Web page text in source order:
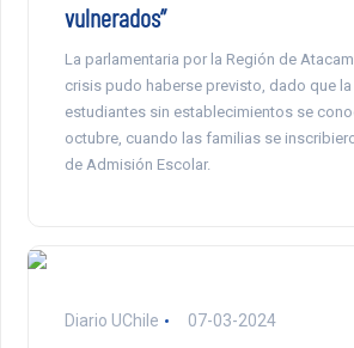
vulnerados”
La parlamentaria por la Región de
crisis pudo haberse previsto, dado que la
estudiantes sin establecimientos se
octubre, cuando las familias se
de Admisión Escolar.
Diario UChile 07-03-2024